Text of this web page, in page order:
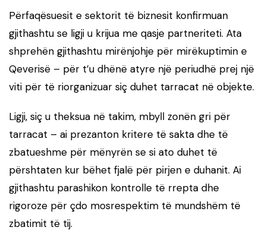
Përfaqësuesit e sektorit të biznesit konfirmuan
gjithashtu se ligji u krijua me qasje partneriteti. Ata
shprehën gjithashtu mirënjohje për mirëkuptimin e
Qeverisë – për t’u dhënë atyre një periudhë prej një
viti për të riorganizuar siç duhet tarracat në objekte.
Ligji, siç u theksua në takim, mbyll zonën gri për
tarracat – ai prezanton kritere të sakta dhe të
zbatueshme për mënyrën se si ato duhet të
përshtaten kur bëhet fjalë për pirjen e duhanit. Ai
gjithashtu parashikon kontrolle të rrepta dhe
rigoroze për çdo mosrespektim të mundshëm të
zbatimit të tij.